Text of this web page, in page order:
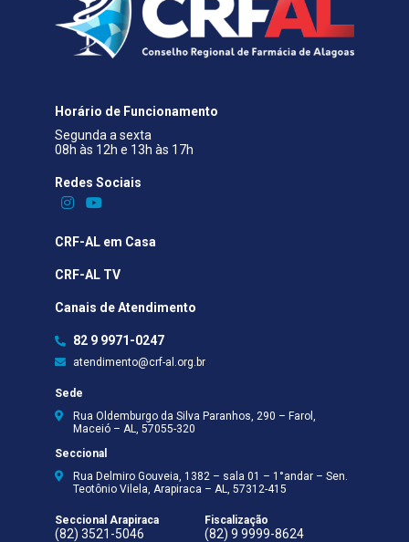
Horário de Funcionamento
Segunda a sexta
08h às 12h e 13h às 17h
Redes Sociais​
CRF-AL em Casa
CRF-AL TV
Canais de Atendimento
82 9 9971-0247
atendimento@crf-al.org.br
Sede
Rua Oldemburgo da Silva Paranhos, 290 – Farol,
Maceió – AL, 57055-320
Seccional
Rua Delmiro Gouveia, 1382 – sala 01 – 1°andar – Sen.
Teotônio Vilela, Arapiraca – AL, 57312-415
Seccional Arapiraca
(82) 3521-5046
Fiscalização
(82) 9 9999-8624